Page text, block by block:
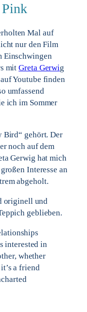
Mal auf
nur den Film
Einschwingen
mitGreta Gerwig
Youtube finden
umfassend
ich im Sommer
Bird“ gehört. Der
noch auf dem
Gerwig hat mich
Interesse an
abgeholt.
originell und
geblieben.
interested in
whether
a friend